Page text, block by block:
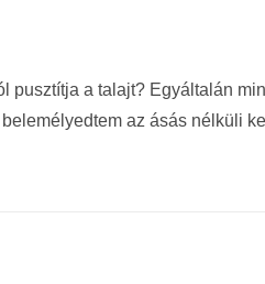
pusztítja a talajt? Egyáltalán
az ásás nélküli